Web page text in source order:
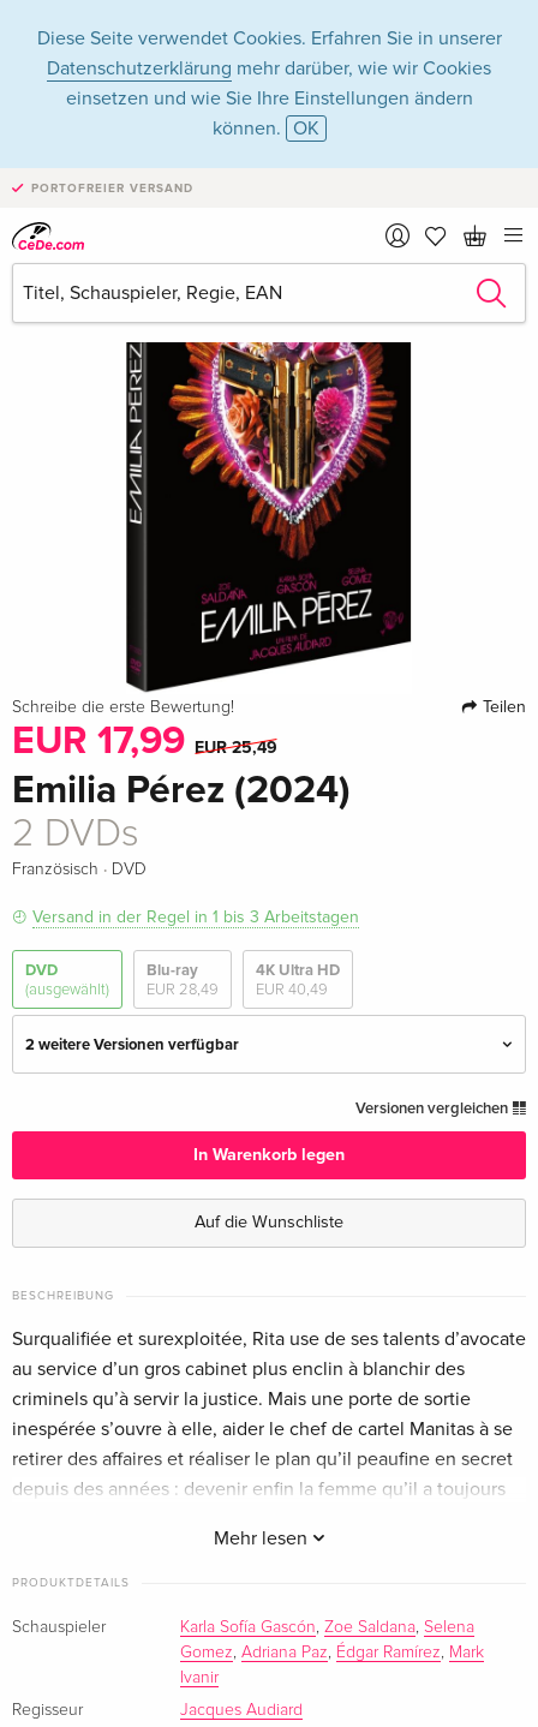
Diese Seite verwendet Cookies. Erfahren Sie in unserer
Datenschutzerklärung mehr darüber, wie wir Cookies
einsetzen und wie Sie Ihre Einstellungen ändern
können. OK
PORTOFREIER VERSAND
Schreibe die erste Bewertung! Teilen
EUR 17,99 EUR 25,49
Emilia Pérez (2024)
2 DVDs
Französisch · DVD
Versand in der Regel in 1 bis 3 Arbeitstagen
DVD
(ausgewählt)
Blu-ray
EUR 28,49
4K Ultra HD
EUR 40,49
2 weitere Versionen verfügbar
EUR 25,49
Italienisch
Versionen vergleichen
In Warenkorb legen
Auf die Wunschliste
BESCHREIBUNG
Mehr lesen
Surqualifiée et surexploitée, Rita use de ses talents d’avocate
au service d’un gros cabinet plus enclin à blanchir des
criminels qu’à servir la justice. Mais une porte de sortie
inespérée s’ouvre à elle, aider le chef de cartel Manitas à se
retirer des affaires et réaliser le plan qu’il peaufine en secret
depuis des années : devenir enfin la femme qu’il a toujours
PRODUKTDETAILS
Schauspieler Karla Sofía Gascón Zoe Saldana Selena
Gomez Adriana Paz Édgar Ramírez
Mark
Ivanir
Regisseur
Jacques Audiard